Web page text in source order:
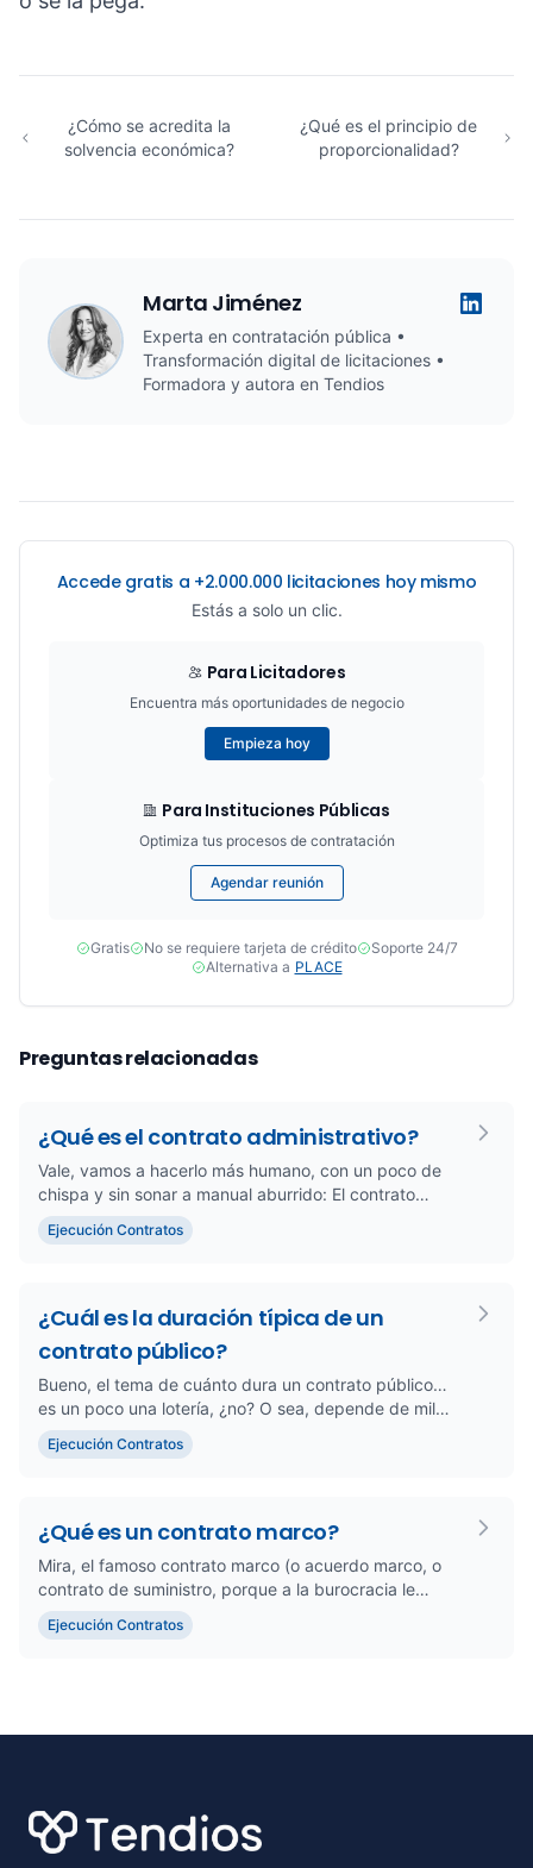
¿Cómo se acredita la
solvencia económica?
¿Qué es el principio de
proporcionalidad?
Marta Jiménez
Experta en contratación pública •
Transformación digital de licitaciones •
Formadora y autora en Tendios
Accede gratis a +2.000.000 licitaciones hoy mismo
Estás a solo un clic.
Para Licitadores
Encuentra más oportunidades de negocio
Empieza hoy
Para Instituciones Públicas
Optimiza tus procesos de contratación
Agendar reunión
Gratis No se requiere tarjeta de crédito
Soporte 24/7
Alternativa a PLACE
Preguntas relacionadas
¿Qué es el contrato administrativo?
Vale, vamos a hacerlo más humano, con un poco de
chispa y sin sonar a manual aburrido: El contrato
administrativo, mira,...
Ejecución Contratos
¿Cuál es la duración típica de un
contrato público?
Bueno, el tema de cuánto dura un contrato público…
es un poco una lotería, ¿no? O sea, depende de mil
cosas: el tipo de ...
Ejecución Contratos
¿Qué es un contrato marco?
Mira, el famoso contrato marco (o acuerdo marco, o
contrato de suministro, porque a la burocracia le
encanta tener mil n...
Ejecución Contratos